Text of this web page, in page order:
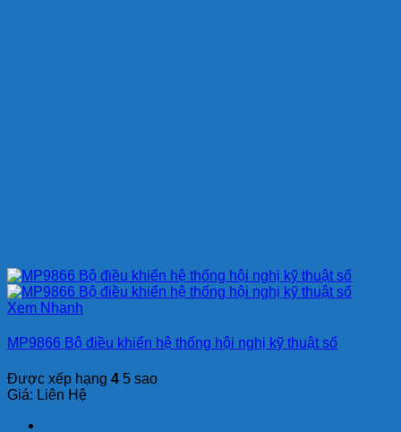
Xem Nhanh
MP9866 Bộ điều khiển hệ thống hội nghị kỹ thuật số
Được xếp hạng 4 5 sao
Giá: Liên Hệ